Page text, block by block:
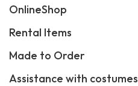
OnlineShop
Rental Items
Made to Order
Assistance with costumes